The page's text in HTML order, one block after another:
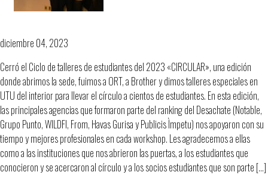
diciembre 04, 2023
Cerró el Ciclo de talleres de estudiantes del 2023 «CIRCULAR», una edición
donde abrimos la sede, fuimos a ORT, a Brother y dimos talleres especiales en
UTU del interior para llevar el círculo a cientos de estudiantes. En esta edición,
las principales agencias que formaron parte del ranking del Desachate (Notable,
Grupo Punto, WILDFI, From, Havas Gurisa y Publicis Ìmpetu) nos apoyaron con su
tiempo y mejores profesionales en cada workshop. Les agradecemos a ellas
como a las instituciones que nos abrieron las puertas, a los estudiantes que
conocieron y se acercaron al círculo y a los socios estudiantes que son parte […]